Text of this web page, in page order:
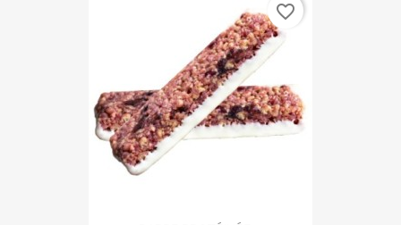
favorite_border